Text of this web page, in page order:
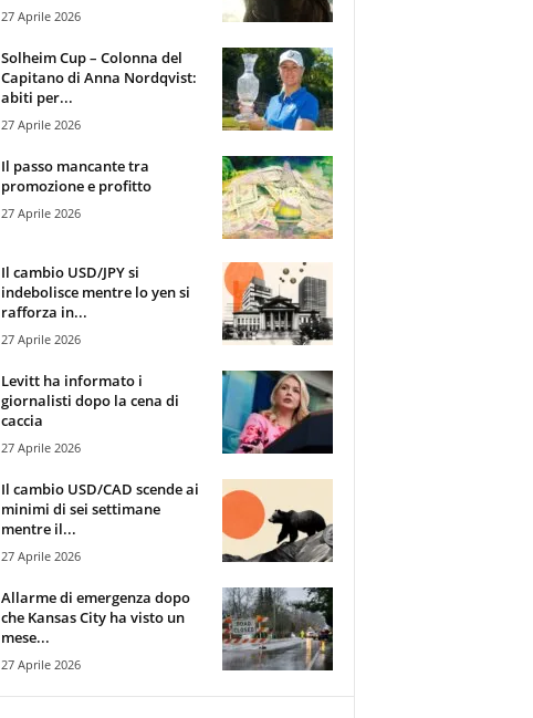
27 Aprile 2026
Solheim Cup – Colonna del
Capitano di Anna Nordqvist:
abiti per...
27 Aprile 2026
Il passo mancante tra
promozione e profitto
27 Aprile 2026
Il cambio USD/JPY si
indebolisce mentre lo yen si
rafforza in...
27 Aprile 2026
Levitt ha informato i
giornalisti dopo la cena di
caccia
27 Aprile 2026
Il cambio USD/CAD scende ai
minimi di sei settimane
mentre il...
27 Aprile 2026
Allarme di emergenza dopo
che Kansas City ha visto un
mese...
27 Aprile 2026